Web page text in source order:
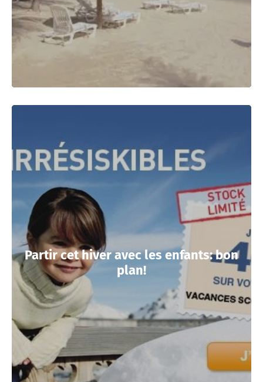
Partir cet hiver avec les enfants: bon
plan!